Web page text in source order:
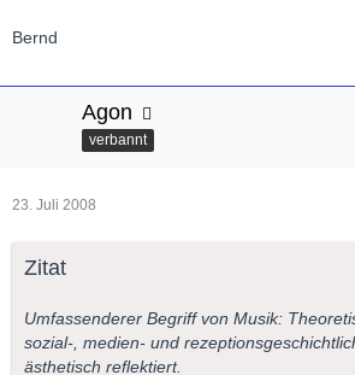
Bernd
Agon
verbannt
23. Juli 2008
Zitat
Umfassenderer Begriff von Musik:
sozial-, medien- und
ästhetisch reflektiert.